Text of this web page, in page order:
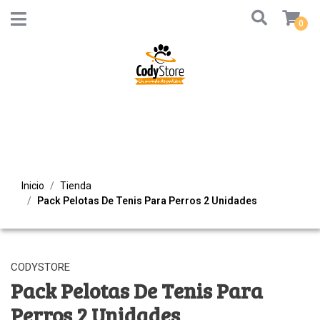
0
Inicio
Tienda
Pack Pelotas De Tenis Para Perros 2 Unidades
CODYSTORE
Pack Pelotas De Tenis Para